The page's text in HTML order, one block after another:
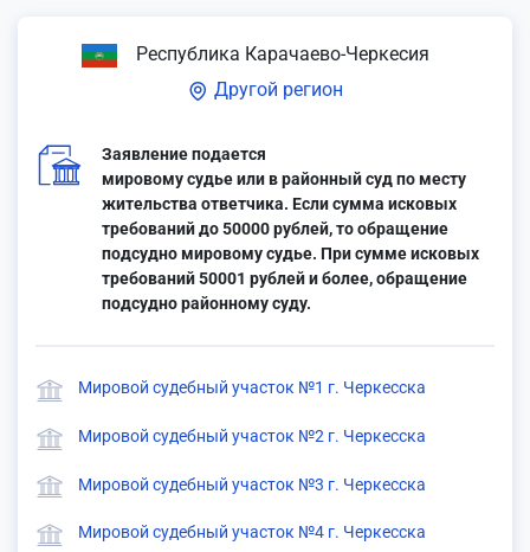
Республика Карачаево-Черкесия
Другой регион
Заявление подается
мировому судье или в районный суд по месту
жительства ответчика. Если сумма исковых
требований до 50000 рублей, то обращение
подсудно мировому судье. При сумме исковых
требований 50001 рублей и более, обращение
подсудно районному суду.
Мировой судебный участок №1 г. Черкесска
Мировой судебный участок №2 г. Черкесска
Мировой судебный участок №3 г. Черкесска
Мировой судебный участок №4 г. Черкесска